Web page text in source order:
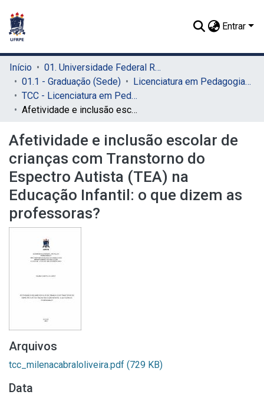
Entrar
Início
01. Universidade Federal Rural de Pernambuco - UFRPE (Sede)
01.1 - Graduação (Sede)
Licenciatura em Pedagogia (Sede)
TCC - Licenciatura em Pedagogia (Sede)
Afetividade e inclusão escolar de crianças com Transtorno do Espectro Autista (TEA) na Educação Infantil: o que dizem as professoras?
Afetividade e inclusão escolar de
crianças com Transtorno do
Espectro Autista (TEA) na
Educação Infantil: o que dizem as
professoras?
Arquivos
tcc_milenacabraloliveira.pdf (729 KB)
Data